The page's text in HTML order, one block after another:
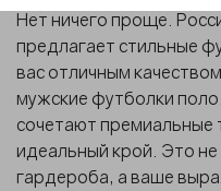
Нет ничего проще.
предлагает стильные
вас отличным
мужские футболки поло
сочетают премиальные
идеальный крой. Это
гардероба, а ваше